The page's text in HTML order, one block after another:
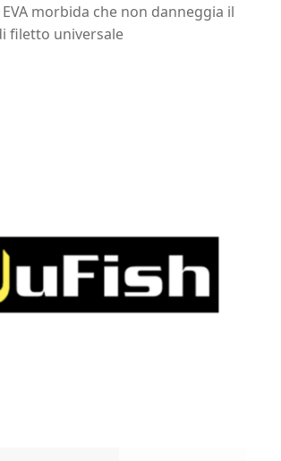
morbida che non danneggia il
filetto universale